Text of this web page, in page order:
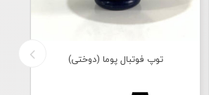
توپ فوتبال پوما (دوختی)